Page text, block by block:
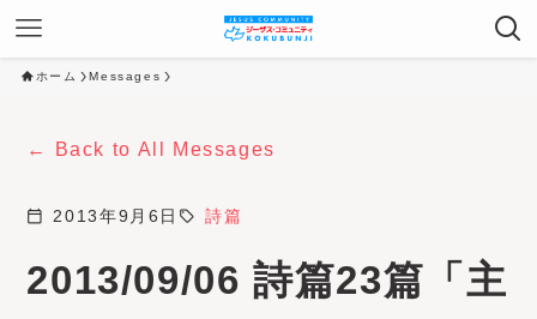
ホーム Messages
Back to All Messages
calendar_today 2013年9月6日 sell 詩篇
2013/09/06 詩篇23篇「主